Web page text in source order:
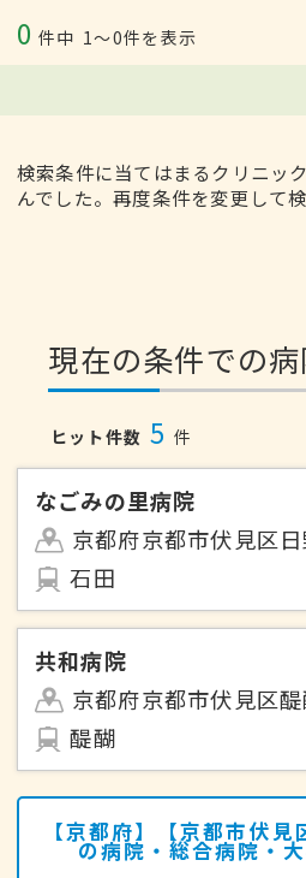
0 件中 1〜0件を表示
検索条件に当てはまるクリニッ
んでした。再度条件を変更して
現在の条件での
ヒット件数 5 件
なごみの里病院
京都府京都市伏見区
石田
共和病院
京都府京都市伏見区
醍醐
【京都府】【京都市伏見
の病院・総合病院・